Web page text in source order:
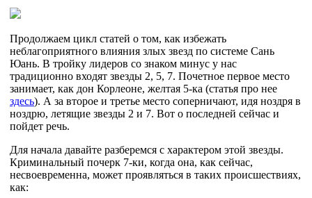
Продолжаем цикл статей о том, как избежать
неблагоприятного влияния злых звезд по системе Сань
Юань. В тройку лидеров со знаком минус у нас
традиционно входят звезды 2, 5, 7. Почетное первое место
занимает, как дон Корлеоне, желтая 5-ка (статья про нее
здесь). А за второе и третье место соперничают, идя ноздря в
ноздрю, летящие звезды 2 и 7. Вот о последней сейчас и
пойдет речь.
Для начала давайте разберемся с характером этой звезды.
Криминальный почерк 7-ки, когда она, как сейчас,
несвоевременна, может проявляться в таких происшествиях,
как: